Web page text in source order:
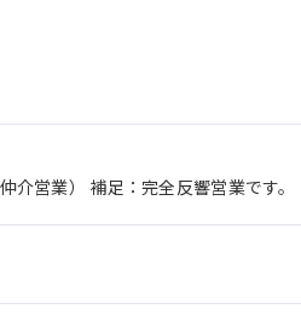
欲と情熱のある方、他社では
功序列でない、フラットな評価
線を画します！是非、「意欲と
介営業） 補足：完全反響営業です。